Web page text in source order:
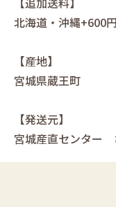
北海道・沖縄+600円
【産地】
宮城県蔵王町
【発送元】
宮城産直センター